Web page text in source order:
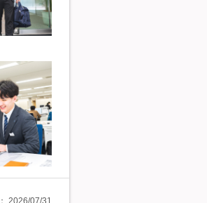
2026/07/31